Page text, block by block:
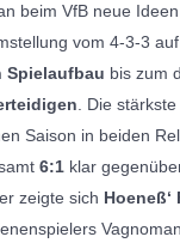
beim VfB neue
vom 4-3-3
Spielaufbau bis zum
. Die
Saison in beiden
6:1 klar
zeigte sich